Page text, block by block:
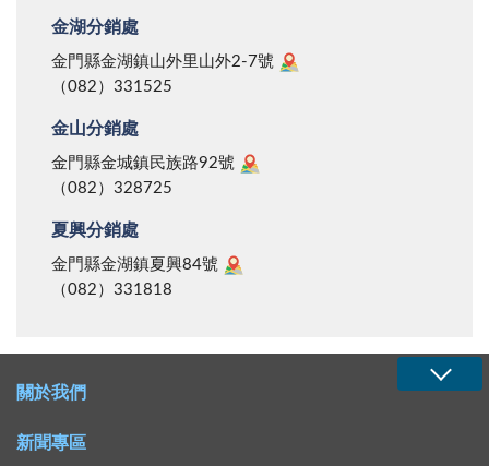
金湖分銷處
金門縣金湖鎮山外里山外2-7號
（082）331525
金山分銷處
金門縣金城鎮民族路92號
（082）328725
夏興分銷處
金門縣金湖鎮夏興84號
（082）331818
關於我們
新聞專區